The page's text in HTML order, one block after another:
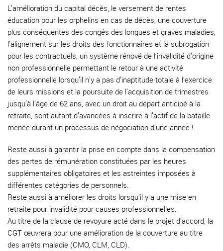
L’amélioration du capital décès, le versement de rentes
éducation pour les orphelins en cas de décès, une couverture
plus conséquentes des congés des longues et graves maladies,
l’alignement sur les droits des fonctionnaires et la subrogation
pour les contractuels, un système rénové de l’invalidité d’origine
non professionnelle permettant le retour à une activité
professionnelle lorsqu’il n’y a pas d’inaptitude totale à l’exercice
de leurs missions et la poursuite de l’acquisition de trimestres
jusqu’à l’âge de 62 ans, avec un droit au départ anticipé à la
retraite, sont autant d’avancées à inscrire à l’actif de la bataille
menée durant un processus de négociation d’une année !
Reste aussi à garantir la prise en compte dans la compensation
des pertes de rémunération constituées par les heures
supplémentaires obligatoires et les astreintes imposées à
différentes catégories de personnels.
Reste aussi à améliorer les droits lorsqu’il y a une mise en
retraite pour invalidité pour causes professionnelles.
Au titre de la clause de revoyure acté dans le projet d’accord, la
CGT œuvrera pour une amélioration de la couverture au titre
des arrêts maladie (CMO, CLM, CLD).